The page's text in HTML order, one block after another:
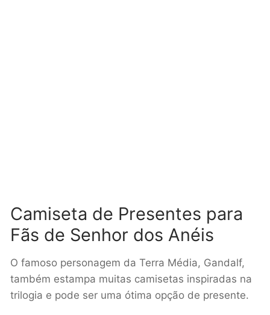
Camiseta de Presentes para
Fãs de Senhor dos Anéis
O famoso personagem da Terra Média, Gandalf,
também estampa muitas camisetas inspiradas na
trilogia e pode ser uma ótima opção de presente.